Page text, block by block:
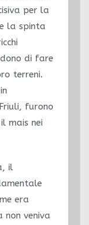
per la
la spinta
di fare
terreni.
furono
mais nei
il
era
veniva